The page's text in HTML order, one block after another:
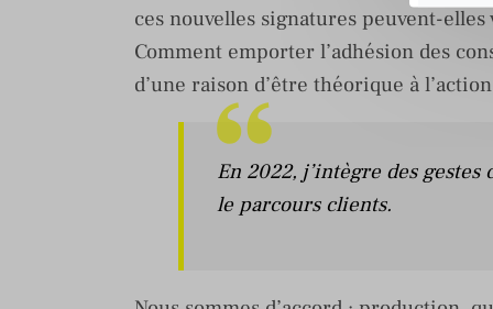
ces nouvelles signatures peuvent-
Comment emporter l’adhésion des
d’une raison d’être théorique à
En 2022, j’intègre des
le parcours clients.